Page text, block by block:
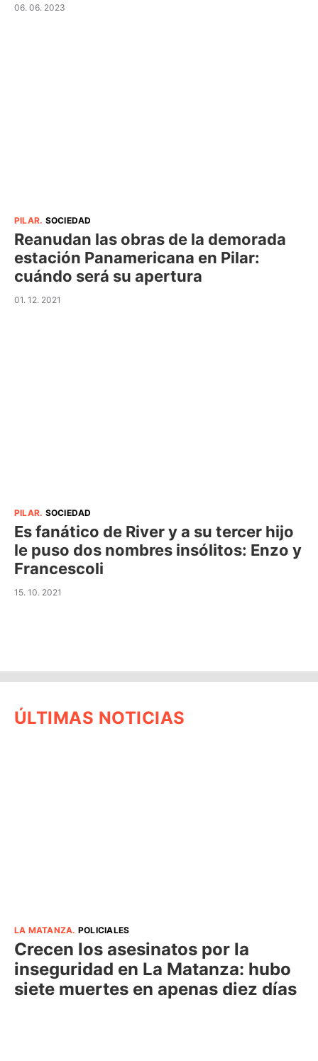
06. 06. 2023
PILAR. SOCIEDAD
Reanudan las obras de la demorada
estación Panamericana en Pilar:
cuándo será su apertura
01. 12. 2021
PILAR. SOCIEDAD
Es fanático de River y a su tercer hijo
le puso dos nombres insólitos: Enzo y
Francescoli
15. 10. 2021
ÚLTIMAS NOTICIAS
LA MATANZA. POLICIALES
Crecen los asesinatos por la
inseguridad en La Matanza: hubo
siete muertes en apenas diez días